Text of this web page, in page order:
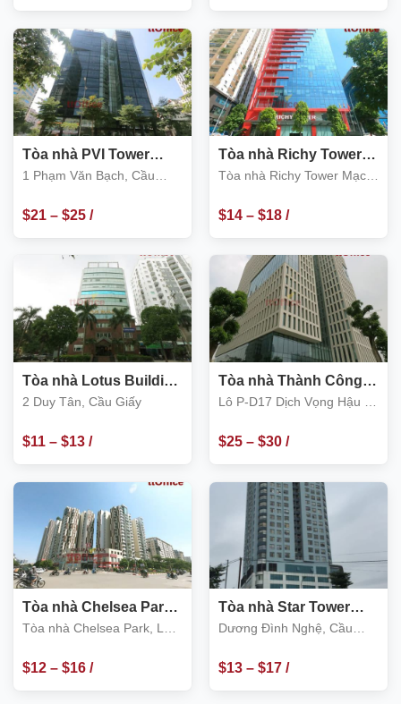
m2 m2
Tòa nhà PVI Tower
Trung Kính, Cầu Giấy
1 Phạm Văn Bạch, Cầu
$21– $25/
Tòa nhà Richy Tower
Mạc Thái Tổ, Cầu Giấy
Tòa nhà Richy Tower Mạc
$14– $18/
Tòa nhà Lotus Building
Số 2 Duy Tân, Cầu Giấy
2 Duy Tân, Cầu Giấy
$11– $13/
m2
Tòa nhà Thành Công
Tower, Duy Tân- Dịch
Lô P-D17 Dịch Vọng Hậu –
$25– $30/
m2
Tòa nhà Chelsea Park,
Lô E1, Trung Kính, Cầu
Tòa nhà Chelsea Park, Lô
$12– $16/
Tòa nhà Star Tower
Dương Đình Nghệ, Cầu
Dương Đình Nghệ, Cầu
$13– $17/